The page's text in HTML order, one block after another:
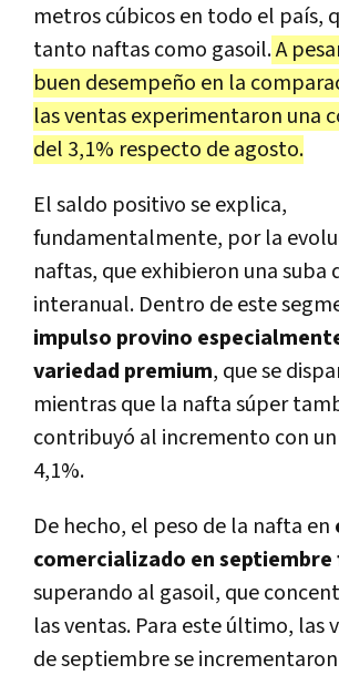
metros cúbicos en todo el país,
tanto naftas como gasoil.A
buen desempeño en la
las ventas experimentaron una
del 3,1% respecto de agosto.
El saldo positivo se explica,
fundamentalmente, por la
naftas, que exhibieron una suba
interanual. Dentro de este
impulso provino
variedad premium, que se
mientras que la nafta súper
contribuyó al incremento con
4,1%.
De hecho, el peso de la nafta en
comercializado en septiembre
superando al gasoil, que
las ventas. Para este último, las
de septiembre se